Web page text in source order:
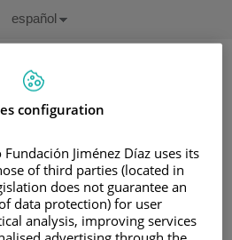
Idioma
Español
configuration
Jiménez Díaz uses its
of third parties (located in
does not guarantee an
data protection) for user
analysis, improving services